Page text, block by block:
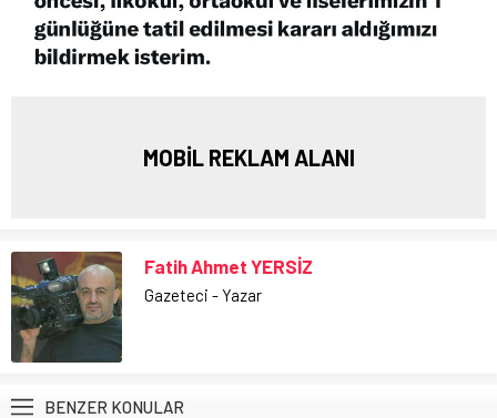
MOBİL REKLAM ALANI
Fatih Ahmet YERSİZ
Gazeteci - Yazar
BENZER KONULAR